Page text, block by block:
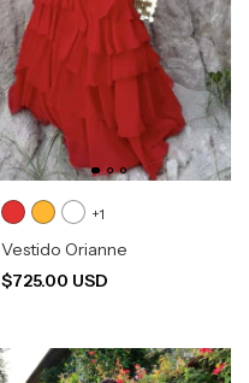
+1
Vestido Orianne
$725.00 USD